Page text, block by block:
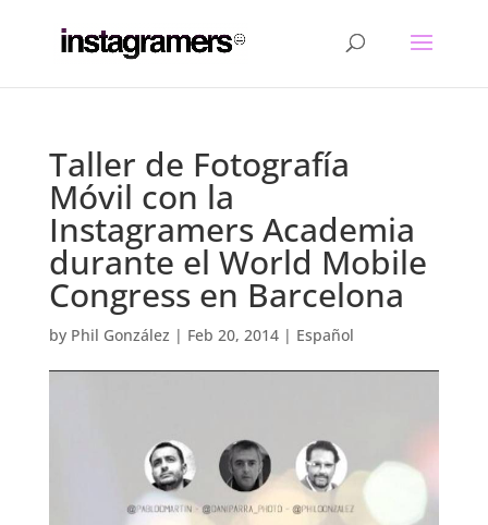
Taller de Fotografía
Móvil con la
Instagramers Academia
durante el World Mobile
Congress en Barcelona
by Phil González | Feb 20, 2014| Español